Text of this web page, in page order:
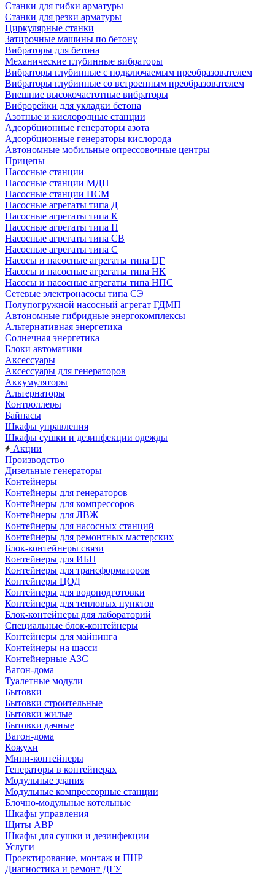
Станки для гибки арматуры
Станки для резки арматуры
Циркулярные станки
Затирочные машины по бетону
Вибраторы для бетона
Механические глубинные вибраторы
Вибраторы глубинные с подключаемым преобразователем
Вибраторы глубинные со встроенным преобразователем
Внешние высокочастотные вибраторы
Виброрейки для укладки бетона
Азотные и кислородные станции
Адсорбционные генераторы азота
Адсорбционные генераторы кислорода
Автономные мобильные опрессовочные центры
Прицепы
Насосные станции
Насосные станции МДН
Насосные станции ПСМ
Насосные агрегаты типа Д
Насосные агрегаты типа К
Насосные агрегаты типа П
Насосные агрегаты типа СВ
Насосные агрегаты типа С
Насосы и насосные агрегаты типа ЦГ
Насосы и насосные агрегаты типа НК
Насосы и насосные агрегаты типа НПС
Сетевые электронасосы типа СЭ
Полупогружной насосный агрегат ГДМП
Автономные гибридные энергокомплексы
Альтернативная энергетика
Солнечная энергетика
Блоки автоматики
Аксессуары
Аксессуары для генераторов
Аккумуляторы
Альтернаторы
Контроллеры
Байпасы
Шкафы управления
Шкафы сушки и дезинфекции одежды
Акции
Производство
Дизельные генераторы
Контейнеры
Контейнеры для генераторов
Контейнеры для компрессоров
Контейнеры для ЛВЖ
Контейнеры для насосных станций
Контейнеры для ремонтных мастерских
Блок-контейнеры связи
Контейнеры для ИБП
Контейнеры для трансформаторов
Контейнеры ЦОД
Контейнеры для водоподготовки
Контейнеры для тепловых пунктов
Блок-контейнеры для лабораторий
Специальные блок-контейнеры
Контейнеры для майнинга
Контейнеры на шасси
Контейнерные АЗС
Вагон-дома
Туалетные модули
Бытовки
Бытовки строительные
Бытовки жилые
Бытовки дачные
Вагон-дома
Кожухи
Мини-контейнеры
Генераторы в контейнерах
Модульные здания
Модульные компрессорные станции
Блочно-модульные котельные
Шкафы управления
Щиты АВР
Шкафы для сушки и дезинфекции
Услуги
Проектирование, монтаж и ПНР
Диагностика и ремонт ДГУ